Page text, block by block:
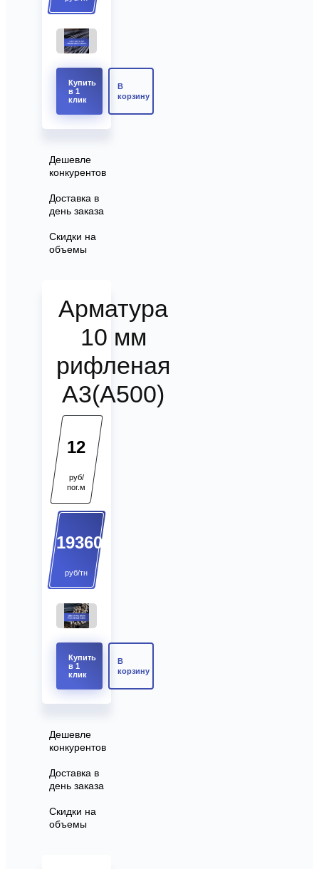
Купить
в 1
клик
В
корзину
Дешевле
конкурентов
Доставка в
день заказа
Скидки на
объемы
Арматура
10 мм
рифленая
А3(А500)
12
руб/
пог.м
19360
руб/тн
Купить
в 1
клик
В
корзину
Дешевле
конкурентов
Доставка в
день заказа
Скидки на
объемы